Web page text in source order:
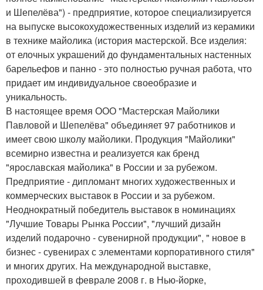
и Шепелёва") - предприятие, которое специализируется
на выпуске высокохудожественных изделий из керамики
в технике майолика (история мастерской. Все изделия:
от елочных украшений до фундаментальных настенных
барельефов и панно - это полностью ручная работа, что
придает им индивидуальное своеобразие и
уникальность.
В настоящее время ООО "Мастерская Майолики
Павловой и Шепелёва" объединяет 97 работников и
имеет свою школу майолики. Продукция "Майолики"
всемирно известна и реализуется как бренд
"ярославская майолика" в России и за рубежом.
Предприятие - дипломант многих художественных и
коммерческих выставок в России и за рубежом.
Неоднократный победитель выставок в номинациях
"Лучшие Товары Рынка России", "лучший дизайн
изделий подарочно - сувенирной продукции", " новое в
бизнес - сувенирах с элементами корпоративного стиля"
и многих других. На международной выставке,
проходившей в феврале 2008 г. в Нью-йорке,